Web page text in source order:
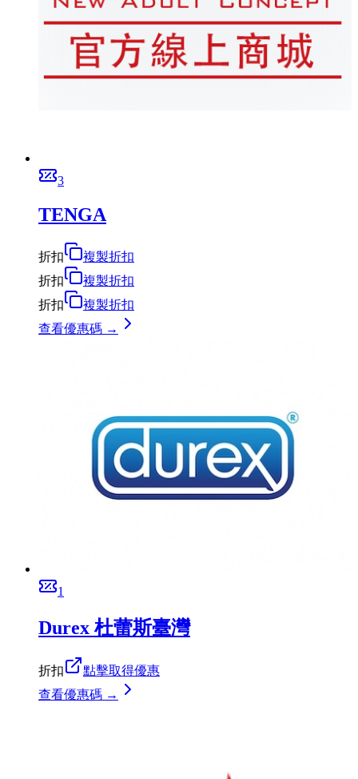
3
TENGA
折扣
複製折扣
折扣
複製折扣
折扣
複製折扣
查看優惠碼 →
1
Durex 杜蕾斯臺灣
折扣
點擊取得優惠
查看優惠碼 →